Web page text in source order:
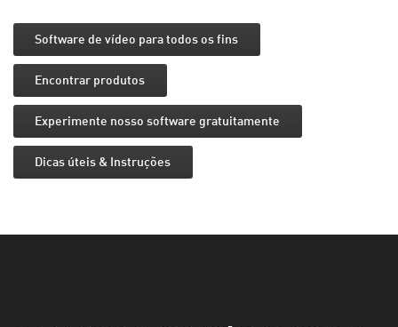
Software de vídeo para todos os fins
Encontrar produtos
Experimente nosso software gratuitamente
Dicas úteis & Instruções